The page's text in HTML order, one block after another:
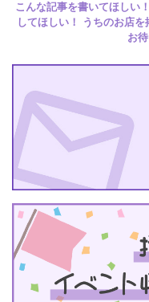
こんな記事を書いてほしい
してほしい！ うちのお店
お